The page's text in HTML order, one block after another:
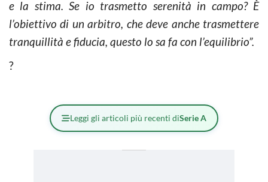
e la stima. Se io trasmetto serenità in campo? È
l’obiettivo di un arbitro, che deve anche trasmettere
tranquillità e fiducia, questo lo sa fa con l’equilibrio”.
?
Leggi gli articoli più recenti diSerie A